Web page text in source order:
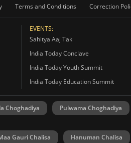
Terms and Conditions Correction
EVENTS:
Sahitya Aaj Tak
India Today Conclave
India Today Youth Summit
India Today Education Summit
Choghadiya Pulwama Choghadiya
Gauri Chalisa Hanuman Chalisa